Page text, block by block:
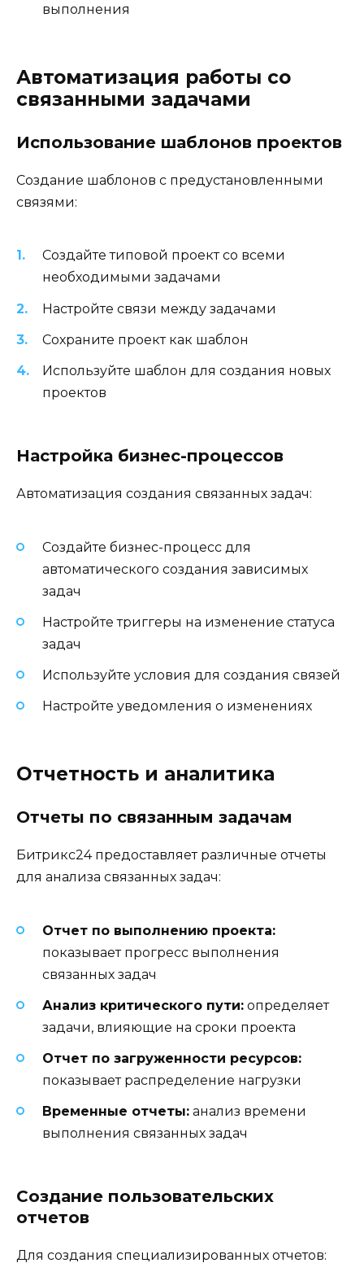
выполнения
Автоматизация работы со
связанными задачами
Использование шаблонов проектов
Создание шаблонов с предустановленными
связями:
Создайте типовой проект со всеми
необходимыми задачами
Настройте связи между задачами
Сохраните проект как шаблон
Используйте шаблон для создания новых
проектов
Настройка бизнес-процессов
Автоматизация создания связанных задач:
Создайте бизнес-процесс для
автоматического создания зависимых
задач
Настройте триггеры на изменение статуса
задач
Используйте условия для создания связей
Настройте уведомления о изменениях
Отчетность и аналитика
Отчеты по связанным задачам
Битрикс24 предоставляет различные отчеты
для анализа связанных задач:
Отчет по выполнению проекта:
показывает прогресс выполнения
связанных задач
Анализ критического пути: определяет
задачи, влияющие на сроки проекта
Отчет по загруженности ресурсов:
показывает распределение нагрузки
Временные отчеты: анализ времени
выполнения связанных задач
Создание пользовательских
отчетов
Для создания специализированных отчетов: